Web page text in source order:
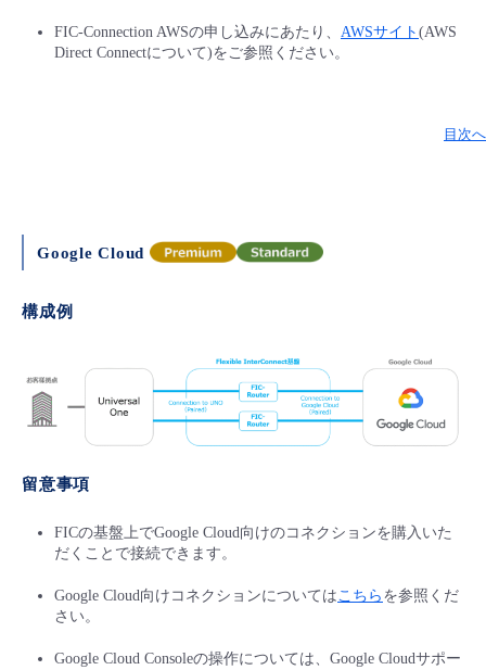
FIC-Connection AWSの申し込みにあたり、 AWSサイト (AWS
Direct Connectについて)をご参照ください。
目次へ
Google Cloud
構成例
留意事項
FICの基盤上でGoogle Cloud向けのコネクションを購入いた
だくことで接続できます。
Google Cloud向けコネクションについてはこちら を参照くだ
さい。
Google Cloud Consoleの操作については、Google Cloudサポー